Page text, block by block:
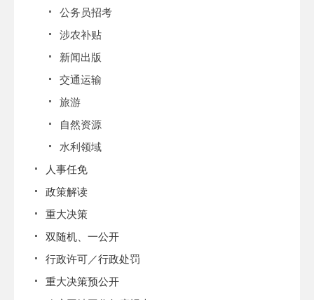
公务员招考
涉农补贴
新闻出版
交通运输
旅游
自然资源
水利领域
人事任免
政策解读
重大决策
双随机、一公开
行政许可／行政处罚
重大决策预公开